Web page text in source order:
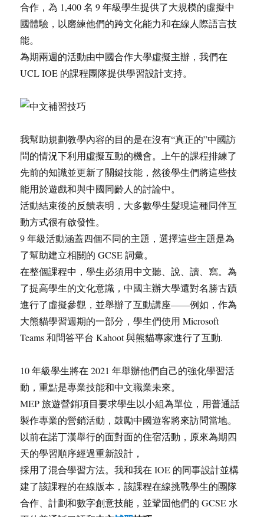
合作，為 1,400 名 9 年級學生提供了大規模的虛擬中
國體驗，以磨練他們的跨文化能力和在線人際語言技
能。
為期兩週的活動由中國合作大學虛擬主辦，我們在
UCL IOE 的課程團隊提供學習設計支持。
我幫助規劃教學內容的目的是在沒有“真正的”中國訪
問的情況下利用虛擬互動的機會。上午的課程排練了
先前的知識並更新了關鍵技能，然後學生們將這些技
能用於遊戲和與中國同齡人的討論中。
活動結束後的反饋表明，大多數學生髮現這種同伴互
動方式很有啟發性。
9 年級活動涵蓋四個不同的主題，選擇這些主題是為
了幫助建立相關的 GCSE 詞彙。
在整個課程中，學生必須用中文聽、說、讀、寫。為
了提高學生的文化意識，中國主辦大學還對名勝古蹟
進行了虛擬參觀，並舉辦了互動講座——例如，作為
大熊貓學習週期的一部分，學生們使用 Microsoft
Teams 和問答平台 Kahoot 與熊貓專家進行了互動.
10 年級學生將在 2021 年舉辦他們自己的強化學習活
動，重點是專業技能和中文職業未來。
MEP 旅遊營銷項目要求學生以小組為單位，用普通話
製作專業的營銷活動，鼓勵中國遊客將來訪問當地。
以前在諾丁漢舉行的面對面的住宿活動，原來為期四
天的學習順序經過重新設計，
採用了混合學習方法。我和我在 IOE 的同事設計並構
建了該課程的在線版本，該課程在線挑戰學生的團隊
合作、計劃和數字創意技能，並鞏固他們的 GCSE 水